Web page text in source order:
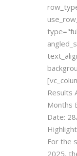
Results
Months
Date:
For the
2025,